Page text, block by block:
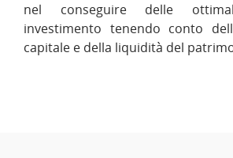
nel conseguire delle
investimento tenendo conto
capitale e della liquidità del